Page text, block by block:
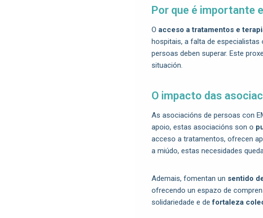
Por que é importante
O acceso a tratamentos e
hospitais, a falta de
persoas deben superar. Este
situación.
O impacto das
As asociacións de persoas con
apoio, estas asociacións son o
acceso a tratamentos, ofrecen
a miúdo, estas necesidades
Ademais, fomentan un sentido
ofrecendo un espazo de
solidariedade e defortaleza